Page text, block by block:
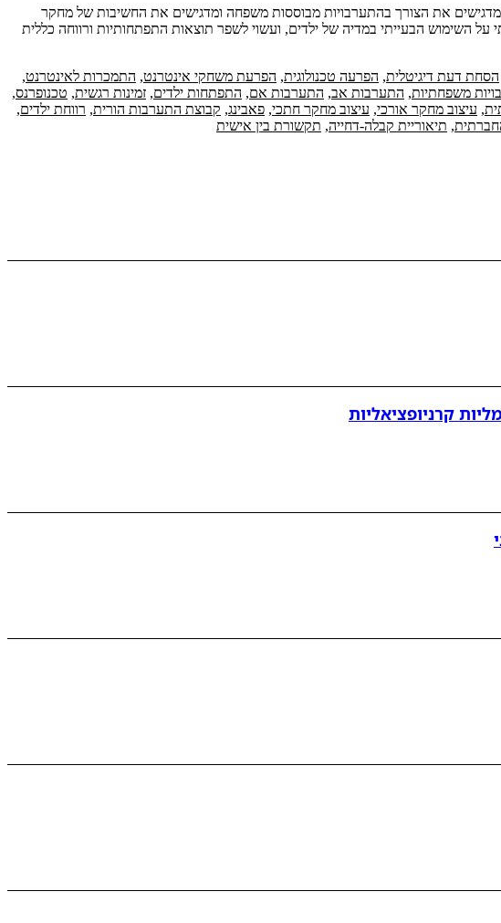
מדגישים את הצורך בהתערבויות מבוססות משפחה ומדגישים את החשיבות של מחקר
על השימוש הבעייתי במדיה של ילדים, ועשוי לשפר תוצאות התפתחותיות ורווחה כללית
הסחת דעת דיגיטלית, הפרעה טכנולוגית, הפרעת משחקי אינטרנט, התמכרות לאינטרנט,
משפחתיות, התערבות אב, התערבות אם, התפתחות ילדים, זמינות רגשית, טכנופרנס,
, עיצוב מחקר אורכי, עיצוב מחקר חתכי, פאבינג, קבוצת התערבות הורית, רווחת ילדים,
, תיאוריית קבלה-דחייה, תקשורת בין אישית